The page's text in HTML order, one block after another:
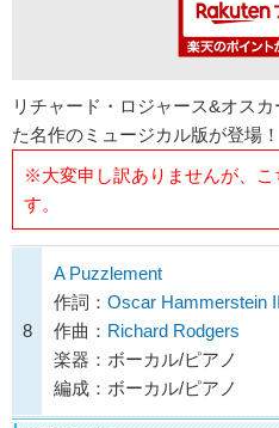
リチャード・ロジャース&オス
た名作のミュージカル版が登場！
※大変申し訳ありませんが、こ
す。
8
A Puzzlement
作詞： Oscar Hammerstein II
作曲： Richard Rodgers
楽器：ボーカル/ピアノ
編成：ボーカル/ピアノ